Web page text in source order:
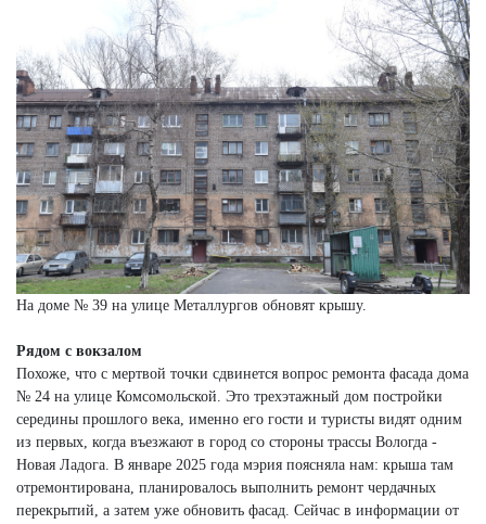
На доме № 39 на улице Металлургов обновят крышу.
Рядом с вокзалом
Похоже, что с мертвой точки сдвинется вопрос ремонта фасада дома
№ 24 на улице Комсомольской. Это трехэтажный дом постройки
середины прошлого века, именно его гости и туристы видят одним
из первых, когда въезжают в город со стороны трассы Вологда -
Новая Ладога. В январе 2025 года мэрия поясняла нам: крыша там
отремонтирована, планировалось выполнить ремонт чердачных
перекрытий, а затем уже обновить фасад. Сейчас в информации от